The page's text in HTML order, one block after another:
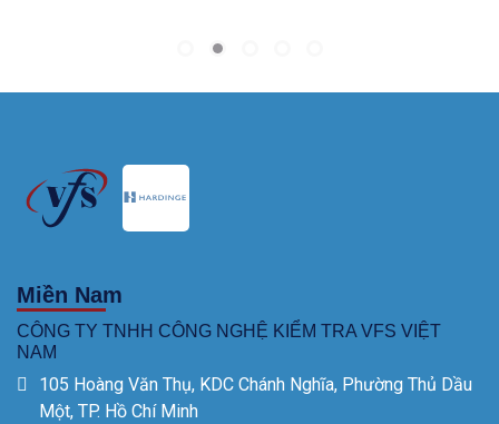
Miền Nam
CÔNG TY TNHH CÔNG NGHỆ KIỂM TRA VFS VIỆT
NAM
105 Hoàng Văn Thụ, KDC Chánh Nghĩa, Phường Thủ Dầu
Một, TP. Hồ Chí Minh